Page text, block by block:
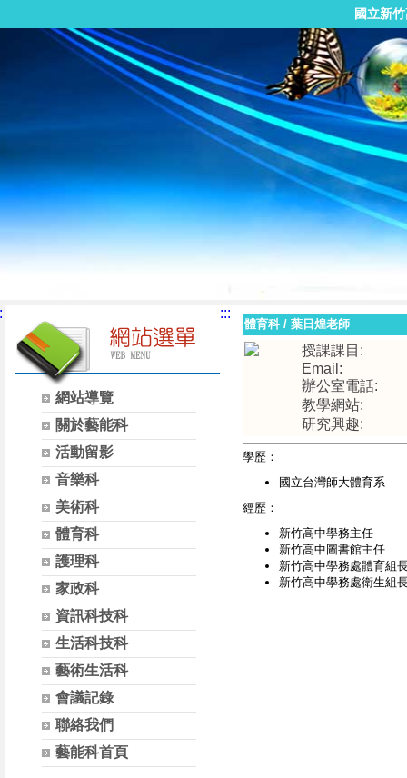
國立新
網站導覽
關於藝能科
活動留影
音樂科
美術科
體育科
護理科
家政科
資訊科技科
生活科技科
藝術生活科
會議記錄
聯絡我們
藝能科首頁
:::
體育科/ 葉日煌老師
授課課目:
Email:
辦公室電話:
教學網站:
研究興趣:
學歷：
國立台灣師大體育系
經歷：
新竹高中學務主任
新竹高中圖書館主任
新竹高中學務處體育組
新竹高中學務處衛生組